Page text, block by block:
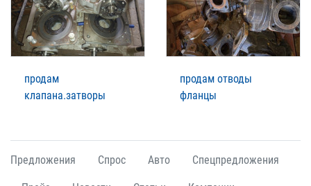
продам
клапана.затворы
продам отводы
фланцы
Предложения Спрос Авто Спецпредложения